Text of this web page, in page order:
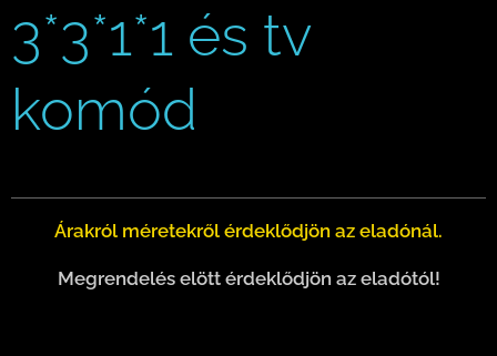
3*3*1*1 és tv
komód
Árakról méretekről érdeklődjön az eladónál.
Megrendelés elött érdeklődjön az eladótól!